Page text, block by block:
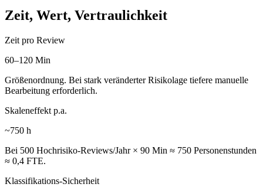
Zeit, Wert, Vertraulichkeit
Zeit pro Review
60–120 Min
Größenordnung. Bei stark veränderter Risikolage tiefere manuelle
Bearbeitung erforderlich.
Skaleneffekt p.a.
~750 h
Bei 500 Hochrisiko-Reviews/Jahr × 90 Min ≈ 750 Personenstunden
≈ 0,4 FTE.
Klassifikations-Sicherheit